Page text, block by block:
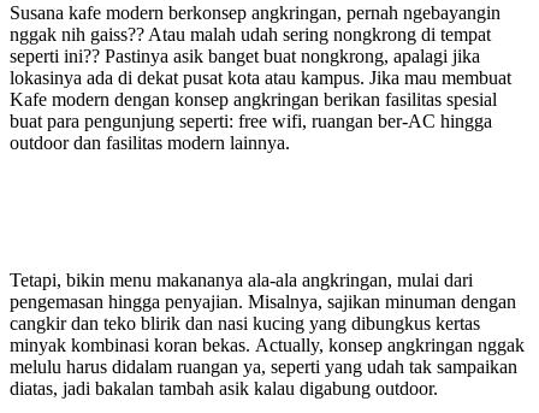
Susana kafe modern berkonsep angkringan, pernah ngebayangin
nggak nih gaiss?? Atau malah udah sering nongkrong di tempat
seperti ini?? Pastinya asik banget buat nongkrong, apalagi jika
lokasinya ada di dekat pusat kota atau kampus. Jika mau membuat
Kafe modern dengan konsep angkringan berikan fasilitas spesial
buat para pengunjung seperti: free wifi, ruangan ber-AC hingga
outdoor dan fasilitas modern lainnya.
Tetapi, bikin menu makananya ala-ala angkringan, mulai dari
pengemasan hingga penyajian. Misalnya, sajikan minuman dengan
cangkir dan teko blirik dan nasi kucing yang dibungkus kertas
minyak kombinasi koran bekas. Actually, konsep angkringan nggak
melulu harus didalam ruangan ya, seperti yang udah tak sampaikan
diatas, jadi bakalan tambah asik kalau digabung outdoor.